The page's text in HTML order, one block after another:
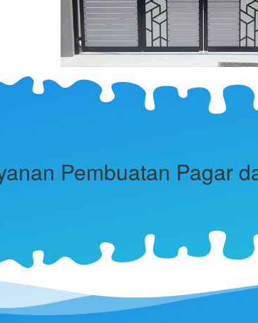
Pembuatan Pagar